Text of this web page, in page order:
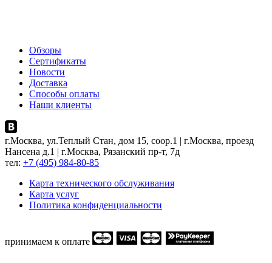
Обзоры
Сертификаты
Новости
Доставка
Способы оплаты
Наши клиенты
г.Москва, ул.Теплый Стан, дом 15, соор.1 | г.Москва, проезд
Нансена д.1 | г.Москва, Рязанский пр-т, 7д
тел: +7 (495) 984-80-85
Карта технического обслуживания
Карта услуг
Политика конфиденциальности
принимаем к оплате